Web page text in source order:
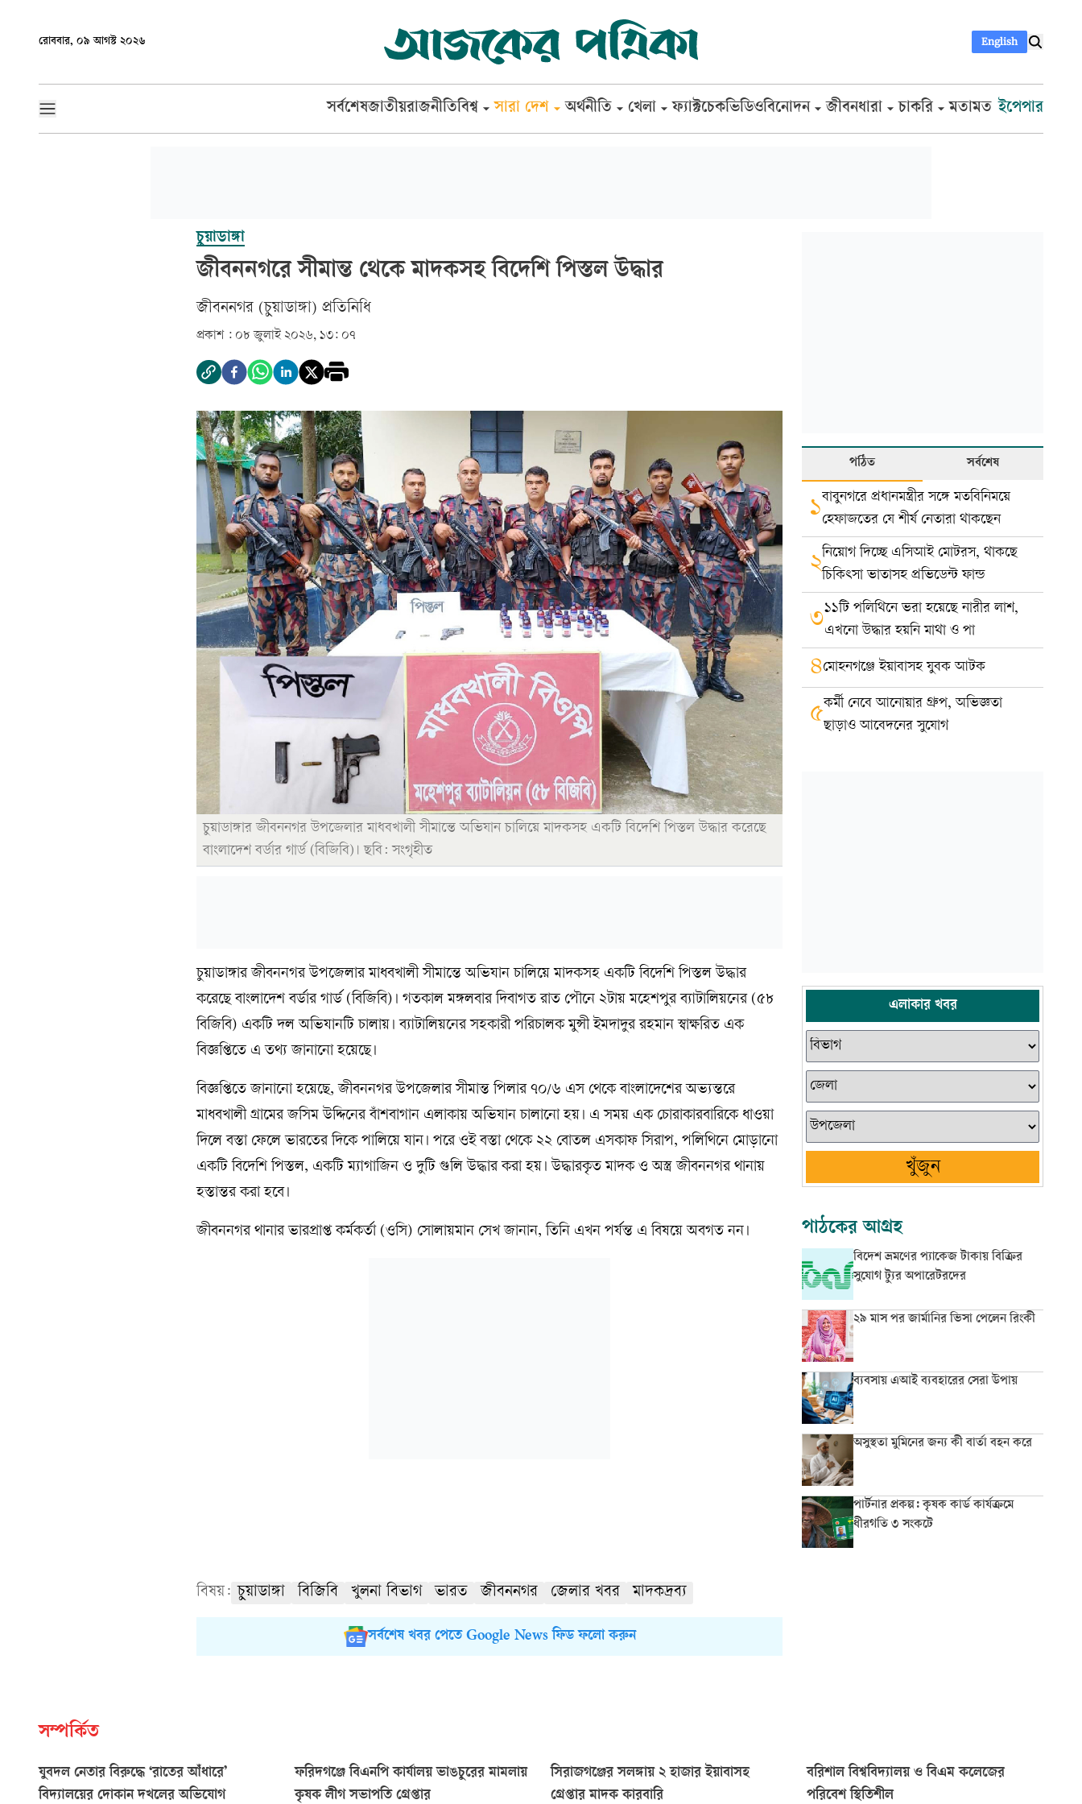
রোববার, ০৯ আগস্ট ২০২৬ English
সর্বশেষজাতীয়রাজনীতিবিশ্ব সারা দেশ অর্থনীতি খেলা ফ্যাক্টচেকভিডিওবিনোদন জীবনধারা চাকরি মতামত ইপেপার
চুয়াডাঙ্গা
জীবননগরে সীমান্ত থেকে মাদকসহ বিদেশি পিস্তল উদ্ধার
জীবননগর (চুয়াডাঙ্গা) প্রতিনিধি
প্রকাশ : ০৮ জুলাই ২০২৬, ১৩: ০৭
চুয়াডাঙ্গার জীবননগর উপজেলার মাধবখালী সীমান্তে অভিযান চালিয়ে মাদকসহ একটি বিদেশি পিস্তল উদ্ধার করেছে
বাংলাদেশ বর্ডার গার্ড (বিজিবি)। ছবি: সংগৃহীত
চুয়াডাঙ্গার জীবননগর উপজেলার মাধবখালী সীমান্তে অভিযান চালিয়ে মাদকসহ একটি বিদেশি পিস্তল উদ্ধার
করেছে বাংলাদেশ বর্ডার গার্ড (বিজিবি)। গতকাল মঙ্গলবার দিবাগত রাত পৌনে ২টায় মহেশপুর ব্যাটালিয়নের (৫৮
বিজিবি) একটি দল অভিযানটি চালায়। ব্যাটালিয়নের সহকারী পরিচালক মুন্সী ইমদাদুর রহমান স্বাক্ষরিত এক
বিজ্ঞপ্তিতে এ তথ্য জানানো হয়েছে।
বিজ্ঞপ্তিতে জানানো হয়েছে, জীবননগর উপজেলার সীমান্ত পিলার ৭০/৬ এস থেকে বাংলাদেশের অভ্যন্তরে
মাধবখালী গ্রামের জসিম উদ্দিনের বাঁশবাগান এলাকায় অভিযান চালানো হয়। এ সময় এক চোরাকারবারিকে ধাওয়া
দিলে বস্তা ফেলে ভারতের দিকে পালিয়ে যান। পরে ওই বস্তা থেকে ২২ বোতল এসকাফ সিরাপ, পলিথিনে মোড়ানো
একটি বিদেশি পিস্তল, একটি ম্যাগাজিন ও দুটি গুলি উদ্ধার করা হয়। উদ্ধারকৃত মাদক ও অস্ত্র জীবননগর থানায়
হস্তান্তর করা হবে।
জীবননগর থানার ভারপ্রাপ্ত কর্মকর্তা (ওসি) সোলায়মান সেখ জানান, তিনি এখন পর্যন্ত এ বিষয়ে অবগত নন।
বিষয়: চুয়াডাঙ্গা বিজিবি খুলনা বিভাগ ভারত জীবননগর জেলার খবর মাদকদ্রব্য
সর্বশেষ খবর পেতে Google News ফিড ফলো করুন
পঠিত সর্বশেষ
১বাবুনগরে প্রধানমন্ত্রীর সঙ্গে মতবিনিময়ে
হেফাজতের যে শীর্ষ নেতারা থাকছেন
২নিয়োগ দিচ্ছে এসিআই মোটরস, থাকছে
চিকিৎসা ভাতাসহ প্রভিডেন্ট ফান্ড
৩১১টি পলিথিনে ভরা হয়েছে নারীর লাশ,
এখনো উদ্ধার হয়নি মাথা ও পা
৪মোহনগঞ্জে ইয়াবাসহ যুবক আটক
৫কর্মী নেবে আনোয়ার গ্রুপ, অভিজ্ঞতা
ছাড়াও আবেদনের সুযোগ
এলাকার খবর
খুঁজুন
পাঠকের আগ্রহ
বিদেশ ভ্রমণের প্যাকেজ টাকায় বিক্রির
সুযোগ ট্যুর অপারেটরদের
২৯ মাস পর জার্মানির ভিসা পেলেন রিংকী
ব্যবসায় এআই ব্যবহারের সেরা উপায়
অসুস্থতা মুমিনের জন্য কী বার্তা বহন করে
পার্টনার প্রকল্প: কৃষক কার্ড কার্যক্রমে
ধীরগতি ৩ সংকটে
সম্পর্কিত
যুবদল নেতার বিরুদ্ধে ‘রাতের আঁধারে’
বিদ্যালয়ের দোকান দখলের অভিযোগ
ফরিদগঞ্জে বিএনপি কার্যালয় ভাঙচুরের মামলায়
কৃষক লীগ সভাপতি গ্রেপ্তার
সিরাজগঞ্জের সলঙ্গায় ২ হাজার ইয়াবাসহ
গ্রেপ্তার মাদক কারবারি
বরিশাল বিশ্ববিদ্যালয় ও বিএম কলেজের
পরিবেশ স্থিতিশীল